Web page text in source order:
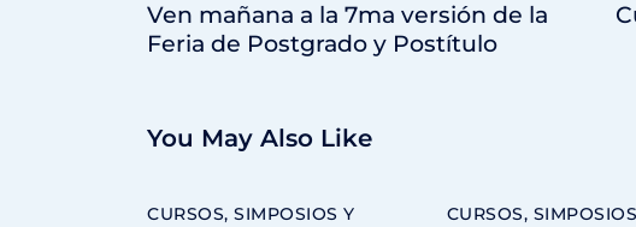
Ven mañana a la 7ma versión de la
Feria de Postgrado y Postítulo
You May Also Like
CURSOS, SIMPOSIOS Y
CURSOS,